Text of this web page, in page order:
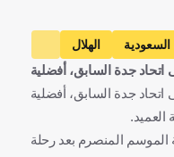
السعودية
الهلال
مالكوم
البرازيل
جدة السابق، أفضلية
جدة السابق، أفضلية
العميد.
الموسم المنصرم بعد رحلة